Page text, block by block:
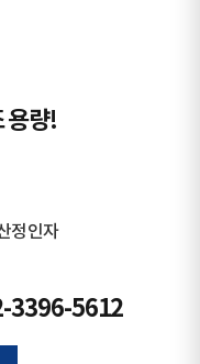
용량!
정인자
3396-5612